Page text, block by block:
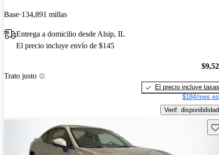
Base 134,891 millas
Entrega a domicilio desde Alsip, IL
El precio incluye envío de $145
Trato justo
El precio incluye tasas
$184/mes
Verif. disponibilidad